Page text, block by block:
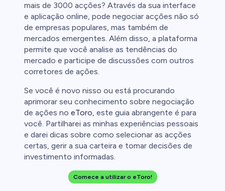
mais de 3000 acções? Através da sua interface
e aplicação online, pode negociar acções não só
de empresas populares, mas também de
mercados emergentes. Além disso, a plataforma
permite que você analise as tendências do
mercado e participe de discussões com outros
corretores de ações.
Se você é novo nisso ou está procurando
aprimorar seu conhecimento sobre negociação
de ações no eToro, este guia abrangente é para
você. Partilharei as minhas experiências pessoais
e darei dicas sobre como selecionar as acções
certas, gerir a sua carteira e tomar decisões de
investimento informadas.
Comece a utilizar o eToro!